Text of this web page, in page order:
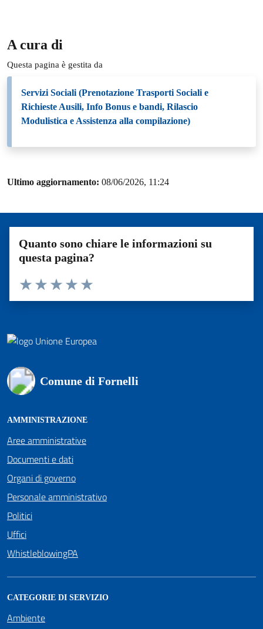
A cura di
Questa pagina è gestita da
Servizi Sociali (Prenotazione Trasporti Sociali e
Richieste Ausili, Info Bonus e bandi, Rilascio
Modulistica e Assistenza alla compilazione)
Ultimo aggiornamento: 08/06/2026, 11:24
Quanto sono chiare le informazioni su
questa pagina?
Valuta 5 stelle su 5
Valuta 4 stelle su 5
Valuta 3 stelle su 5
Valuta 2 stelle su 5
Valuta 1 stelle su 5
Comune di Fornelli
AMMINISTRAZIONE
Aree amministrative
Documenti e dati
Organi di governo
Personale amministrativo
Politici
Uffici
WhistleblowingPA
CATEGORIE DI SERVIZIO
Ambiente